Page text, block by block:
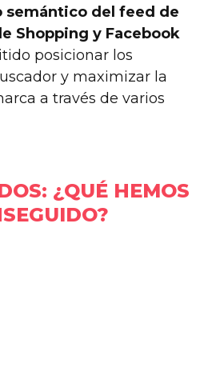
del feed de
Shopping y Facebook
posicionar los
y maximizar la
a través de varios
¿QUÉ HEMOS